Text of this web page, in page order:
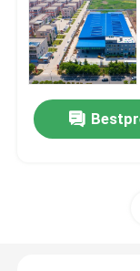
Bodenanlage